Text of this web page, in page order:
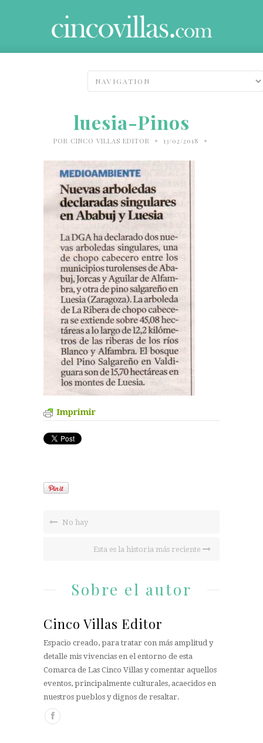
luesia-Pinos
POR CINCO VILLAS EDITOR • 13/02/2018 •
Imprimir
No hay
Esta es la historia más reciente
Sobre el autor
Cinco Villas Editor
Espacio creado, para tratar con más amplitud y
detalle mis vivencias en el entorno de esta
Comarca de Las Cinco Villas y comentar aquellos
eventos, principalmente culturales, acaecidos en
nuestros pueblos y dignos de resaltar.